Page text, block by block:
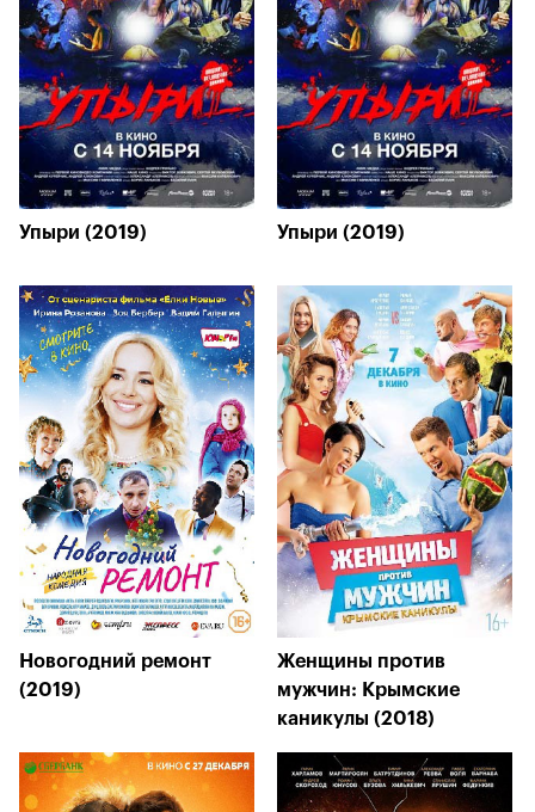
Упыри (2019) Упыри (2019)
Новогодний ремонт
(2019)
Женщины против
мужчин: Крымские
каникулы (2018)